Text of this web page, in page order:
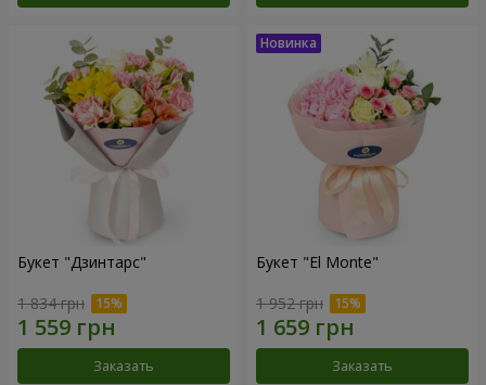
Букет "Дзинтарс"
1 834 грн
Заказать
Букет "El Monte"
1 952 грн
Заказать